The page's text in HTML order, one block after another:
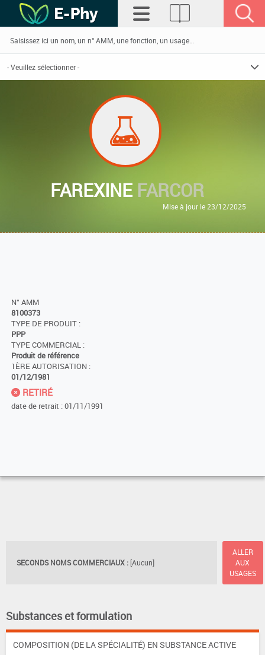
FAREXINE FARCOR
Mise à jour le 23/12/2025
N° AMM
8100373
TYPE DE PRODUIT :
PPP
TYPE COMMERCIAL :
Produit de référence
1ÈRE AUTORISATION :
01/12/1981
RETIRÉ
date de retrait : 01/11/1991
SECONDS NOMS COMMERCIAUX : [Aucun]
ALLER
AUX
USAGES
Substances et formulation
COMPOSITION (DE LA SPÉCIALITÉ) EN SUBSTANCE ACTIVE